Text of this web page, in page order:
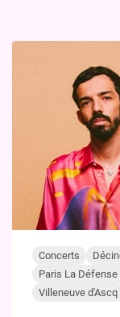
Concerts
Paris La
Villeneuve d'Ascq